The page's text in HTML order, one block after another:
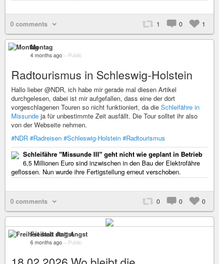
0 comments 1 0 1
Montag
4 months ago – Public
Radtourismus in Schleswig-Holstein
Hallo lieber @NDR, ich habe mir gerade mal diesen Artikel
durchgelesen, dabei ist mir aufgefallen, dass eine der dort
vorgeschlagenen Touren so nicht funktioniert, da die Schleifähre in
Missunde ja für unbestimmte Zeit ausfällt. Die Tour solltet ihr also
von der Webseite nehmen.
#NDR #Radreisen #Schleswig-Holstein #Radtourismus
Schleifähre "Missunde III" geht nicht wie geplant in Betrieb
6,5 Millionen Euro sind inzwischen in den Bau der Elektrofähre
geflossen. Nun wurde ihre Fertigstellung erneut verschoben.
0 comments 0 0 0
Freiheit statt Angst
6 months ago – Public